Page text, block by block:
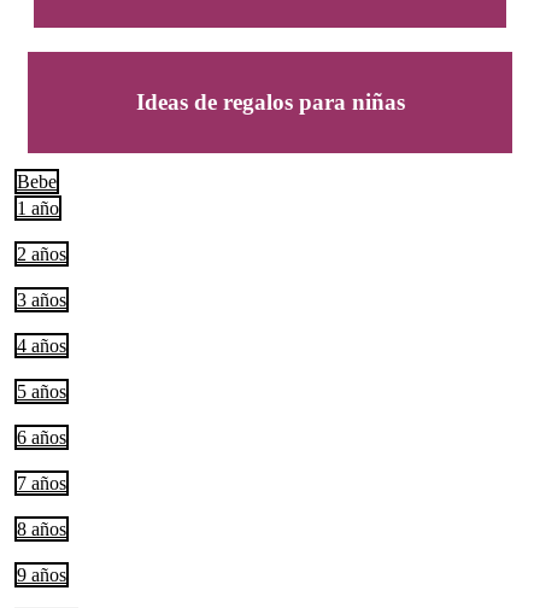
Ideas de regalos para niñas
Bebe
1 año
2 años
3 años
4 años
5 años
6 años
7 años
8 años
9 años